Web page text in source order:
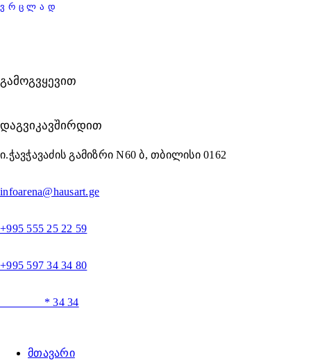
ᲕᲠᲪᲚᲐᲓ
ᲒᲐᲛᲝᲒᲕᲧᲔᲕᲘᲗ
ᲓᲐᲒᲕᲘᲙᲐᲕᲨᲘᲠᲓᲘᲗ
ი.ჭავჭავაძის გამიზრი N60 ბ, თბილისი 0162
infoarena@hausart.ge
+995 555 25 22 59
+995 597 34 34 80
* 34 34
მთავარი